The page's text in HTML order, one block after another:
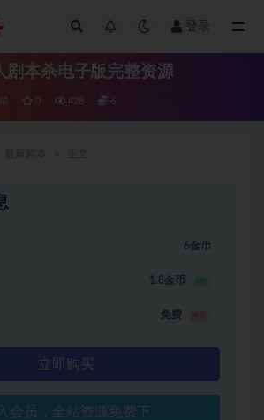
登录
剧本杀电子版完整资源
0 428 6
6金币
1.8金币 3折
免费
立即购买
会员，全站资源免费下